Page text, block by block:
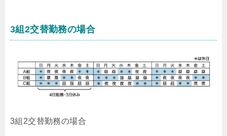
3組2交替勤務の場合
3組2交替勤務の場合